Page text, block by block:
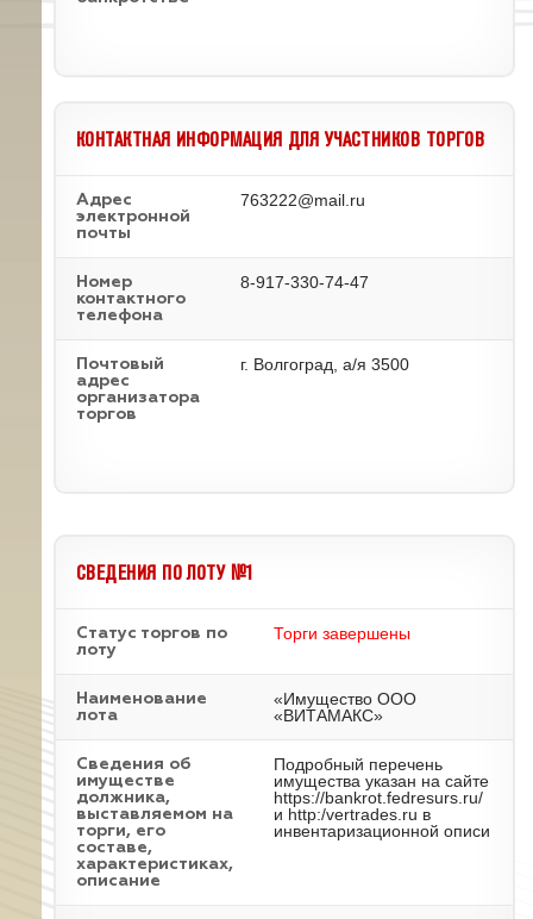
КОНТАКТНАЯ ИНФОРМАЦИЯ ДЛЯ УЧАСТНИКОВ ТОРГОВ
Адрес
электронной
почты
763222@mail.ru
Номер
контактного
телефона
8-917-330-74-47
Почтовый
адрес
организатора
торгов
г. Волгоград, а/я 3500
СВЕДЕНИЯ ПО ЛОТУ №1
Статус торгов по
лоту
Торги завершены
Наименование
лота
«Имущество ООО
«ВИТАМАКС»
Cведения об
имуществе
должника,
выставляемом на
торги, его
составе,
характеристиках,
описание
Подробный перечень
имущества указан на сайте
https://bankrot.fedresurs.ru/
и http:/vertrades.ru в
инвентаризационной описи